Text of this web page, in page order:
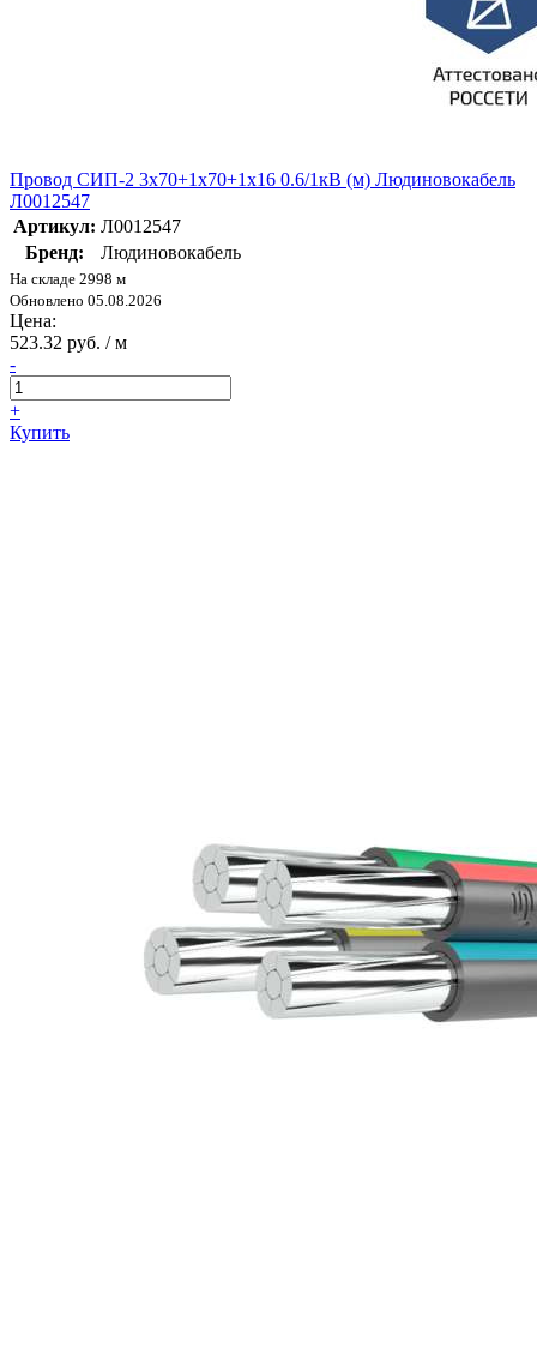
Провод СИП-2 3х70+1х70+1х16 0.6/1кВ (м) Людиновокабель
Л0012547
Артикул: Л0012547
Бренд:
Людиновокабель
На складе 2998 м
Обновлено 05.08.2026
Цена:
523.32 руб. / м
-
+
Купить